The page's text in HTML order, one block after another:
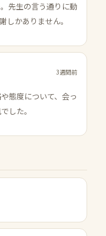
先生の言う通りに動
しかありません。
3週間前
態度について、会っ
した。